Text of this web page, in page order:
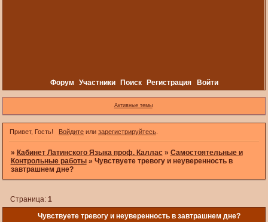
Форум Участники Поиск Регистрация Войти
Активные темы
Привет, Гость! Войдитеили зарегистрируйтесь.
» Кабинет Латинского Языка проф. Каллас » Самостоятельные и
Контрольные работы » Чувствуете тревогу и неуверенность в
завтрашнем дне?
Чувствуете тревогу и неуверенность в завтрашнем дне?
Страница: 1